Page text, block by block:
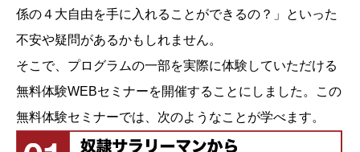
係の４大自由を手に入れることができるの？」といった
不安や疑問があるかもしれません。
そこで、プログラムの一部を実際に体験していただける
無料体験WEBセミナーを開催することにしました。この
無料体験セミナーでは、次のようなことが学べます。